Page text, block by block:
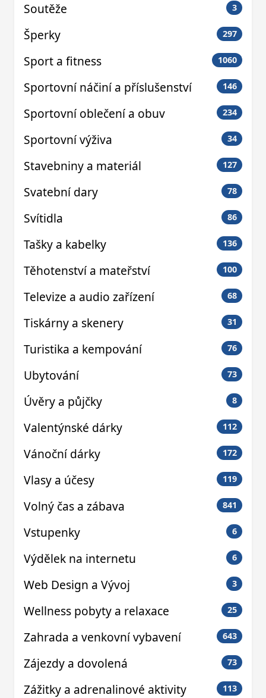
Soutěže 3
Šperky 297
Sport a fitness 1060
Sportovní náčiní a příslušenství 146
Sportovní oblečení a obuv 234
Sportovní výživa 34
Stavebniny a materiál 127
Svatební dary 78
Svítidla 86
Tašky a kabelky 136
Těhotenství a mateřství 100
Televize a audio zařízení 68
Tiskárny a skenery 31
Turistika a kempování 76
Ubytování 73
Úvěry a půjčky 8
Valentýnské dárky 112
Vánoční dárky 172
Vlasy a účesy 119
Volný čas a zábava 841
Vstupenky 6
Výdělek na internetu 6
Web Design a Vývoj 3
Wellness pobyty a relaxace 25
Zahrada a venkovní vybavení 643
Zájezdy a dovolená 73
Zážitky a adrenalinové aktivity 113